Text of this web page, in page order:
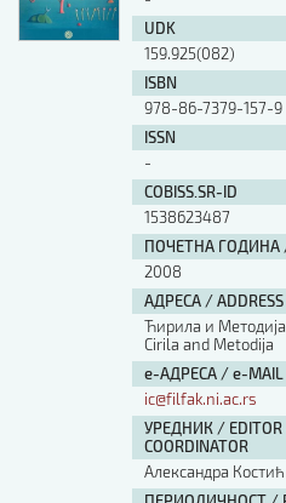
UDK
159.925(082)
ISBN
978-86-7379-157-9
ISSN
-
COBISS.SR-ID
1538623487
ПОЧЕТНА ГОДИНА /
2008
АДРЕСА / ADDRESS
Ћирила и
Cirila and Metodija
е-АДРЕСА / e-MAIL
ic@filfak.ni.ac.rs
УРЕДНИК /
COORDINATOR
Александра Костић